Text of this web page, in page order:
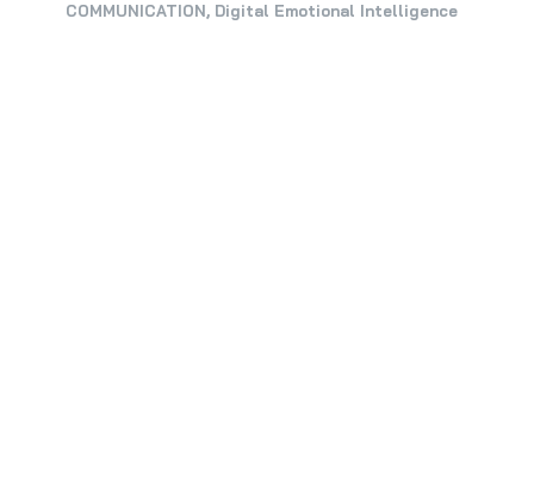
COMMUNICATION, Digital Emotional Intelligence